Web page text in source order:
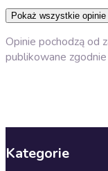
Pokaż wszystkie opinie
Opinie pochodzą od
publikowane
Kategorie